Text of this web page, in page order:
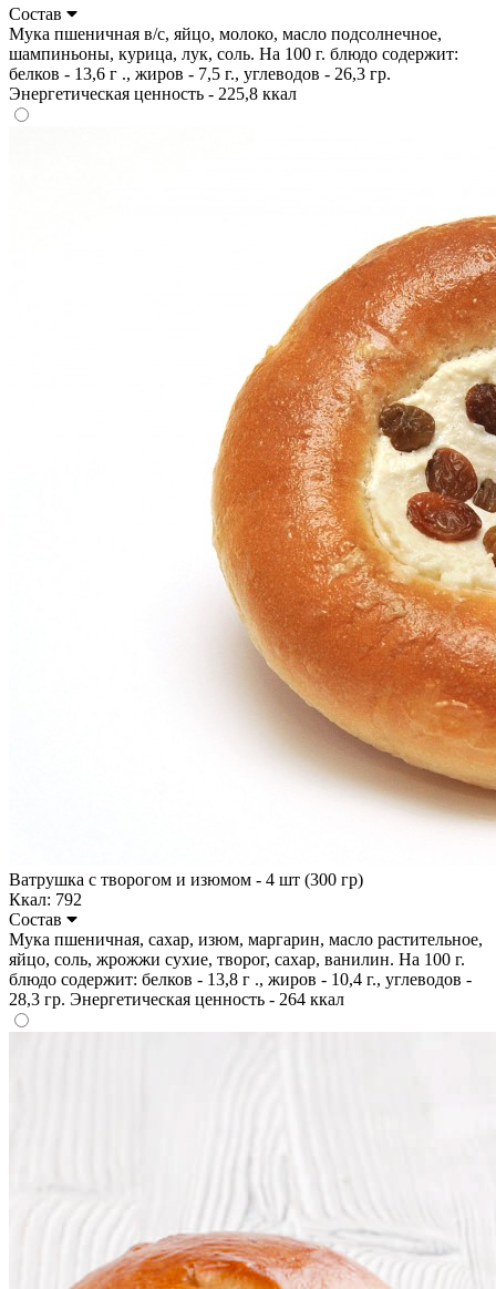
Состав
Мука пшеничная в/с, яйцо, молоко, масло подсолнечное,
шампиньоны, курица, лук, соль. На 100 г. блюдо содержит:
белков - 13,6 г ., жиров - 7,5 г., углеводов - 26,3 гр.
Энергетическая ценность - 225,8 ккал
Ватрушка с творогом и изюмом - 4 шт (300 гр)
Ккал: 792
Состав
Мука пшеничная, сахар, изюм, маргарин, масло растительное,
яйцо, соль, жрожжи сухие, творог, сахар, ванилин. На 100 г.
блюдо содержит: белков - 13,8 г ., жиров - 10,4 г., углеводов -
28,3 гр. Энергетическая ценность - 264 ккал